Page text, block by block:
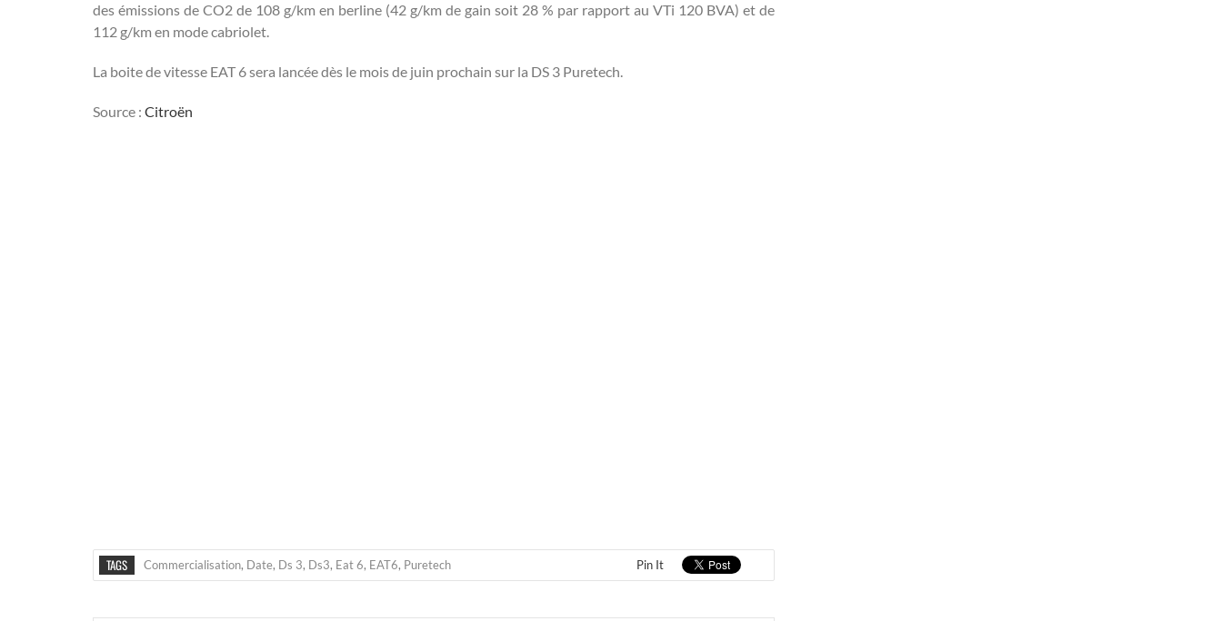
des émissions de CO2 de 108 g/km en berline (42 g/km de gain soit 28 % par rapport au VTi 120 BVA) et de
112 g/km en mode cabriolet.
La boite de vitesse EAT 6 sera lancée dès le mois de juin prochain sur la DS 3 Puretech.
Source : Citroën
TAGS Commercialisation, Date, Ds 3, Ds3, Eat 6, EAT6, Puretech Pin It